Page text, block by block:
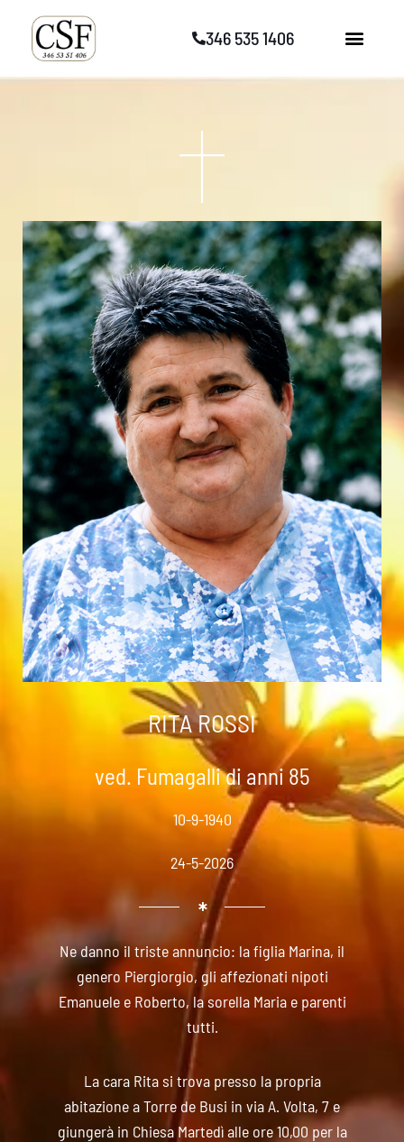
contenuto
346 535 1406
RITA ROSSI
ved. Fumagalli di anni 85
10-9-1940
24-5-2026
Ne danno il triste annuncio: la figlia Marina, il
genero Piergiorgio, gli affezionati nipoti
Emanuele e Roberto, la sorella Maria e parenti
tutti.
La cara Rita si trova presso la propria
abitazione a Torre de Busi in via A. Volta, 7 e
giungerà in Chiesa Martedì alle ore 10,00 per la